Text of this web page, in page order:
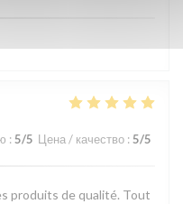
: 5/5 Цена / качество : 5/5
produits de qualité. Tout